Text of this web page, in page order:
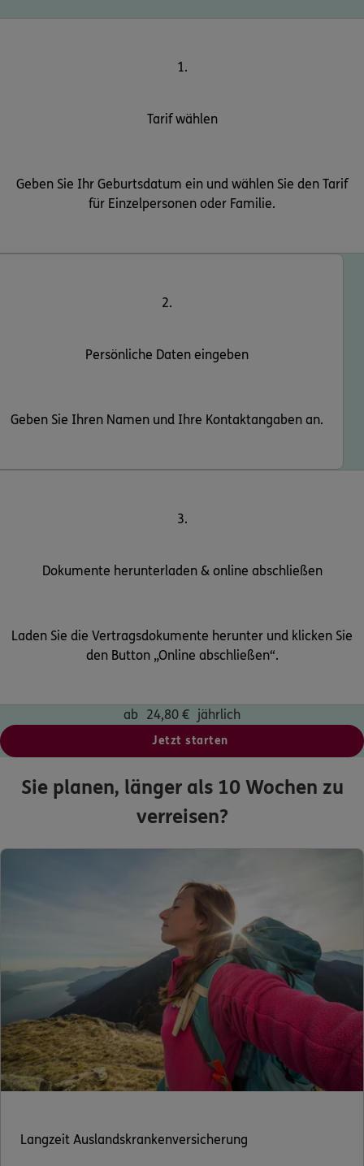
1.
Tarif wählen
Geben Sie Ihr Geburtsdatum ein und wählen Sie den Tarif
für Einzelpersonen oder Familie.
2.
Persönliche Daten eingeben
Geben Sie Ihren Namen und Ihre Kontaktangaben an.
3.
Dokumente herunterladen & online abschließen
Laden Sie die Vertragsdokumente herunter und klicken Sie
den Button „Online abschließen“.
ab 24,80 € jährlich
Jetzt starten
Sie planen, länger als 10 Wochen zu
verreisen?
Langzeit Auslandskrankenversicherung